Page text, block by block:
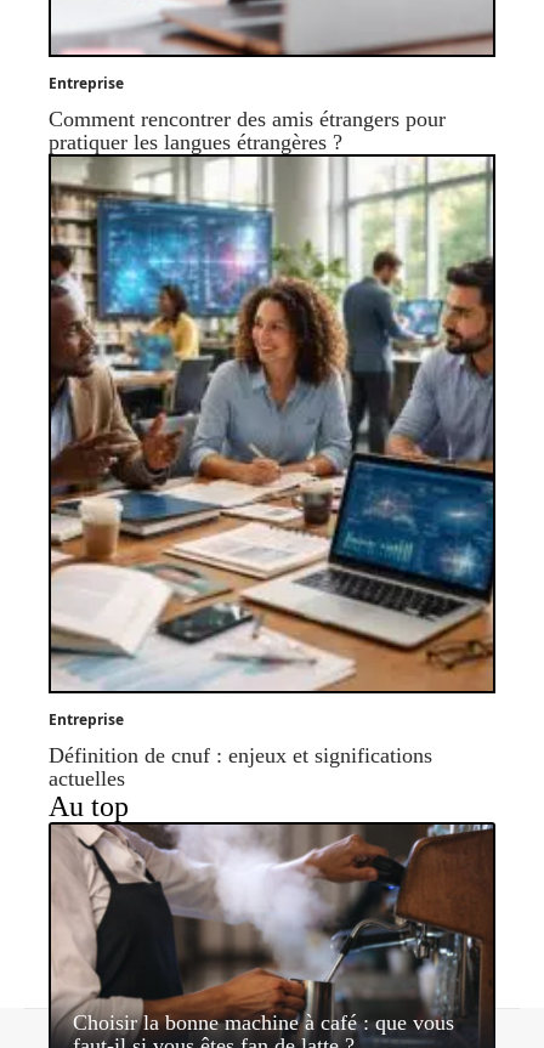
Entreprise
Comment rencontrer des amis étrangers pour
pratiquer les langues étrangères ?
Entreprise
Définition de cnuf : enjeux et significations
actuelles
Au top
Choisir la bonne machine à café : que vous
Contact Mentions légales Sitemap